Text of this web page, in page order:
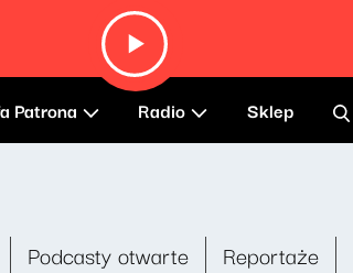
Patrona Radio Sklep
Podcasty otwarte Reportaże